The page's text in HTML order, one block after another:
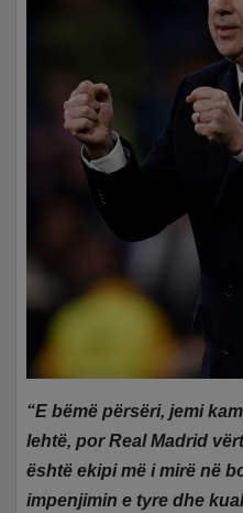
“E bëmë përsëri, jemi
lehtë, por Real Madrid
është ekipi më i mirë në
impenjimin e tyre dhe